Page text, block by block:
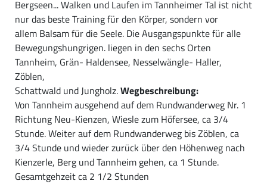
Bergseen... Walken und Laufen im Tannheimer Tal ist nicht
nur das beste Training für den Körper, sondern vor
allem Balsam für die Seele. Die Ausgangspunkte für alle
Bewegungshungrigen. liegen in den sechs Orten
Tannheim, Grän- Haldensee, Nesselwängle- Haller,
Zöblen,
Schattwald und Jungholz.Wegbeschreibung:
Von Tannheim ausgehend auf dem Rundwanderweg Nr. 1
Richtung Neu-Kienzen, Wiesle zum Höfersee, ca 3/4
Stunde. Weiter auf dem Rundwanderweg bis Zöblen, ca
3/4 Stunde und wieder zurück über den Höhenweg nach
Kienzerle, Berg und Tannheim gehen, ca 1 Stunde.
Gesamtgehzeit ca 2 1/2 Stunden